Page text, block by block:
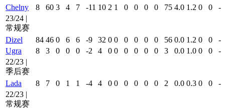
Chelny
8 60 3 4 7 -11 10 2 1 0 0 0 0 75 4.0 1.2 0 0
-
23/24 |
常规赛
Dizel
84 46 0 6 6 -9 32 0 0 0 0 0 0 56 0.0 1.2 0 0
-
Ugra
8 3 0 0 0 -2 4 0 0 0 0 0 0 3 0.0 1.0 0 0
-
22/23 |
季后赛
Lada
8 7 0 1 1 -4 4 0 0 0 0 0 0 2 0.0 0.3 0 0
-
22/23 |
常规赛